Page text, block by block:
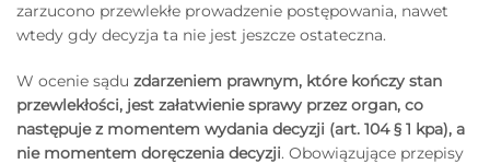
zarzucono przewlekłe prowadzenie postępowania, nawet
wtedy gdy decyzja ta nie jest jeszcze ostateczna.
W ocenie sądu zdarzeniem prawnym, które kończy stan
przewlekłości, jest załatwienie sprawy przez organ, co
następuje z momentem wydania decyzji (art. 104 § 1 kpa), a
nie momentem doręczenia decyzji. Obowiązujące przepisy